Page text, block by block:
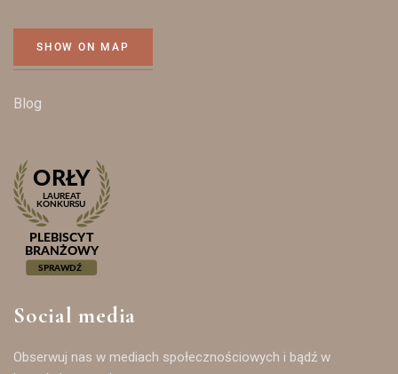
SHOW ON MAP
Blog
Social media
Obserwuj nas w mediach społecznościowych i bądź w